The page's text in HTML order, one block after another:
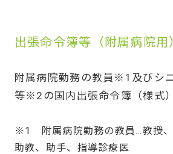
出張命令簿等（附属病院用
附属病院勤務の教員※1及びシ
等※2の国内出張命令簿（様式）
※1 附属病院勤務の教員…教授、
助教、助手、指導診療医